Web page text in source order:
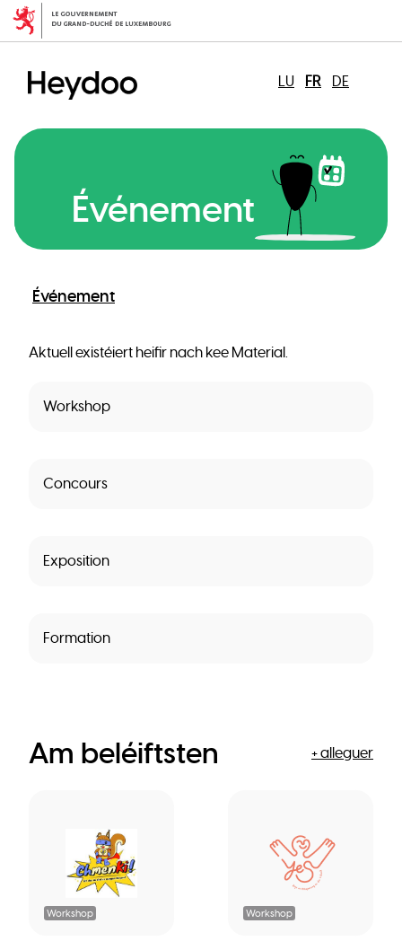
Aller
au
principal
LU FR DE
Événement
Événement
Aktuell existéiert heifir nach kee Material.
Workshop
Concours
Exposition
Formation
Am beléiftsten
Workshop Workshop
+ alleguer